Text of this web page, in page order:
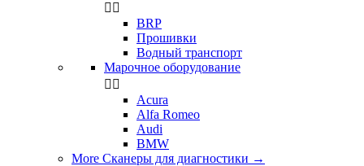
 
BRP
Прошивки
Водный транспорт
Марочное оборудование
 
Acura
Alfa Romeo
Audi
BMW
More Сканеры для диагностики →